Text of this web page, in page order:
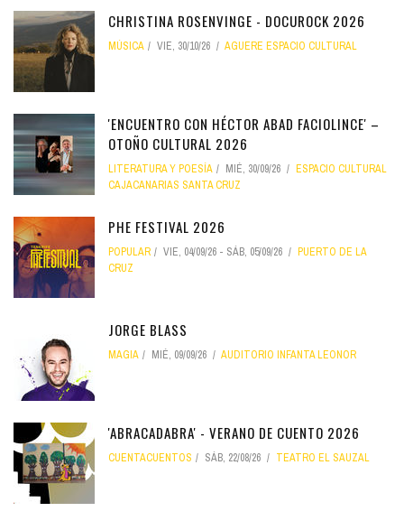
CHRISTINA ROSENVINGE - DOCUROCK 2026
MÚSICA VIE, 30/10/26 AGUERE ESPACIO CULTURAL
'ENCUENTRO CON HÉCTOR ABAD FACIOLINCE' –
OTOÑO CULTURAL 2026
LITERATURA Y POESÍA MIÉ, 30/09/26
ESPACIO CULTURAL
CAJACANARIAS SANTA CRUZ
PHE FESTIVAL 2026
POPULAR VIE, 04/09/26 - SÁB, 05/09/26
PUERTO DE LA
CRUZ
JORGE BLASS
MAGIA MIÉ, 09/09/26 AUDITORIO INFANTA LEONOR
'ABRACADABRA' - VERANO DE CUENTO 2026
CUENTACUENTOS SÁB, 22/08/26 TEATRO EL SAUZAL